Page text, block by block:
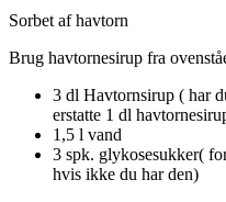
Sorbet af havtorn
Brug havtornesirup fra
3 dl Havtornsirup ( har
erstatte 1 dl
1,5 l vand
3 spk. glykosesukker(
hvis ikke du har den)